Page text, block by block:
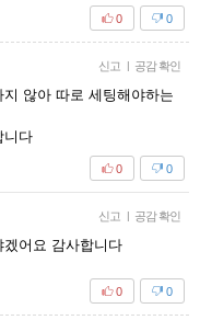
0
0
신고 | 공감 확인
않아 따로 세팅해야하는
니다
0
0
신고 | 공감 확인
어요 감사합니다
0
0